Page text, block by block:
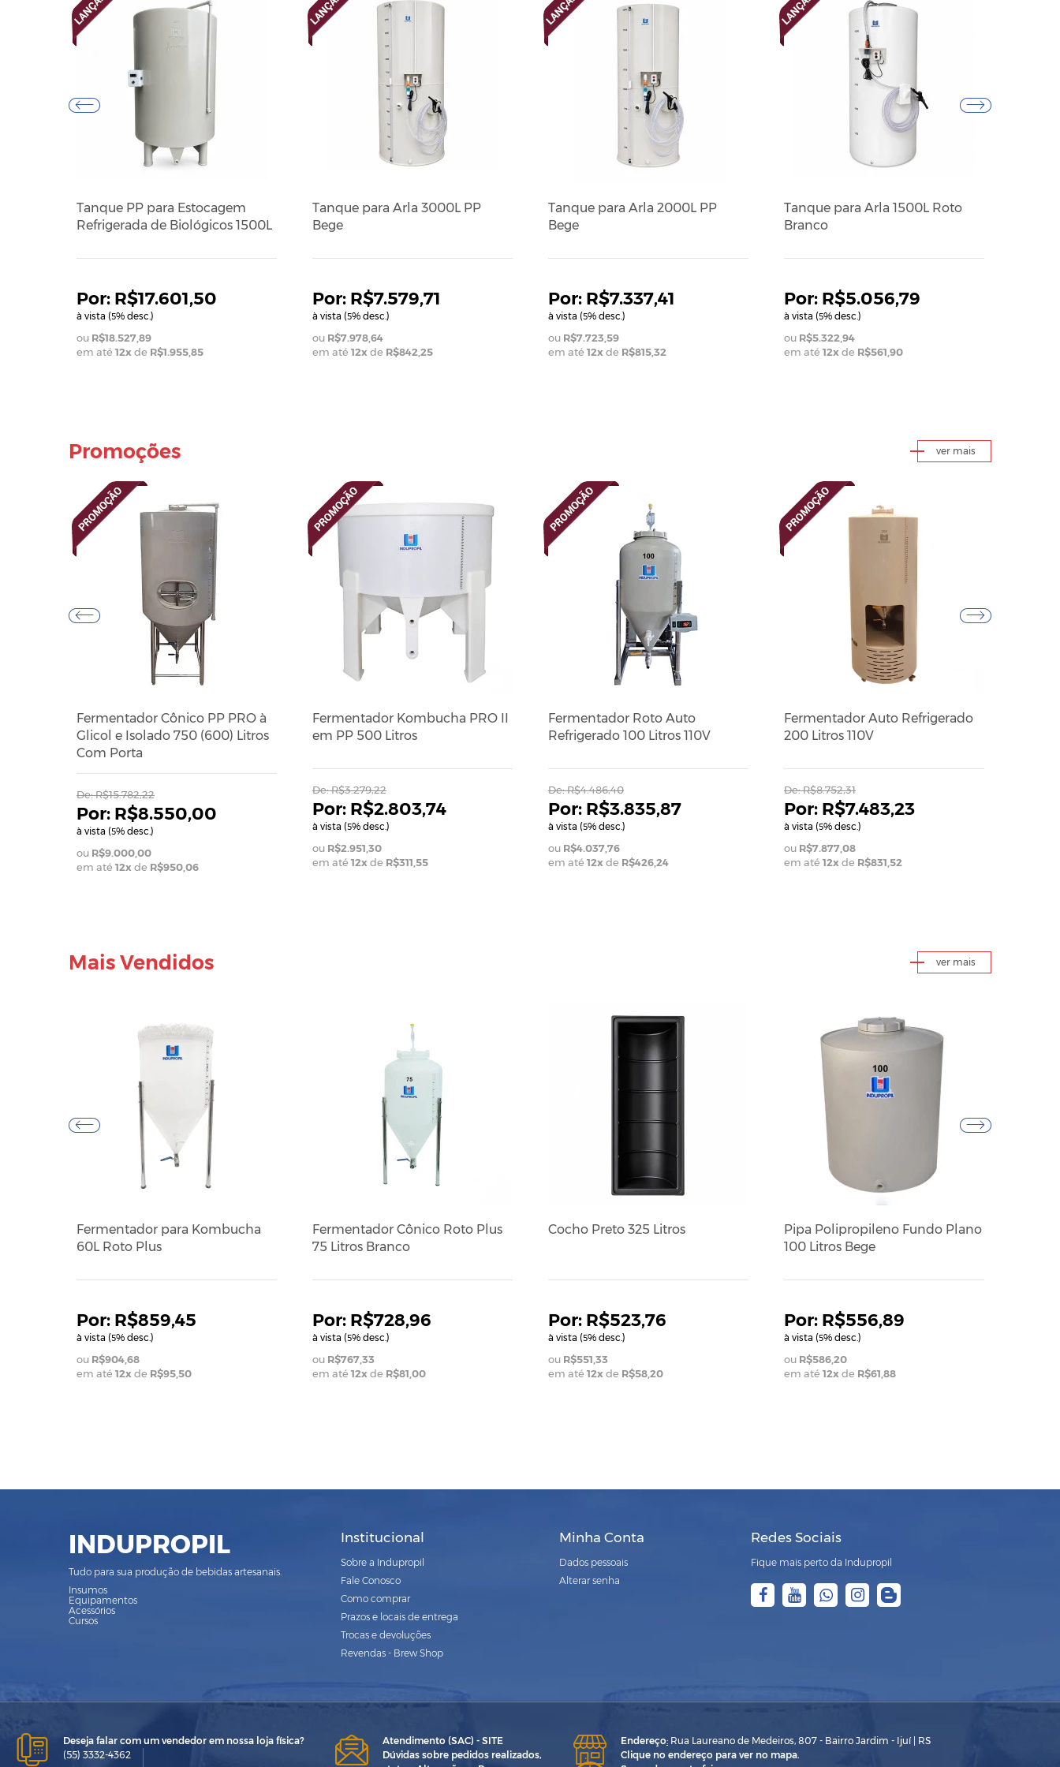
Tanque PP para Estocagem
Refrigerada de Biológicos 1500L
R$17.601,50
à vista (5% desc.)
R$18.527,89
em até 12x de R$1.955,85
Tanque para Arla 3000L PP
Bege
R$7.579,71
à vista (5% desc.)
R$7.978,64
em até 12x de R$842,25
Tanque para Arla 2000L PP
Bege
R$7.337,41
à vista (5% desc.)
R$7.723,59
em até 12x de R$815,32
Tanque para Arla 1500L Roto
Branco
R$5.056,79
à vista (5% desc.)
R$5.322,94
em até 12x de R$561,90
Promoções ver mais
Fermentador Cônico PP PRO à
Glicol e Isolado 750 (600) Litros
Com Porta
R$8.550,00
à vista (5% desc.)
De:R$15.782,22
R$9.000,00
em até 12x de R$950,06
Fermentador Kombucha PRO II
em PP 500 Litros
R$2.803,74
à vista (5% desc.)
De:R$3.279,22
R$2.951,30
em até 12x de R$311,55
Fermentador Roto Auto
Refrigerado 100 Litros 110V
R$3.835,87
à vista (5% desc.)
De:R$4.486,40
R$4.037,76
em até 12x de R$426,24
Fermentador Auto Refrigerado
200 Litros 110V
R$7.483,23
à vista (5% desc.)
De:R$8.752,31
R$7.877,08
em até 12x de R$831,52
Mais Vendidos ver mais
Fermentador para Kombucha
60L Roto Plus
R$859,45
à vista (5% desc.)
R$904,68
em até 12x de R$95,50
Fermentador Cônico Roto Plus
75 Litros Branco
R$728,96
à vista (5% desc.)
R$767,33
em até 12x de R$81,00
Cocho Preto 325 Litros
R$523,76
à vista (5% desc.)
R$551,33
em até 12x de R$58,20
Pipa Polipropileno Fundo Plano
100 Litros Bege
R$556,89
à vista (5% desc.)
R$586,20
em até 12x de R$61,88
INDUPROPIL
Tudo para sua produção de bebidas artesanais.
Insumos
Equipamentos
Acessórios
Cursos
Institucional
Sobre a Indupropil
Fale Conosco
Como comprar
Prazos e locais de entrega
Trocas e devoluções
Revendas - Brew Shop
Minha Conta
Dados pessoais
Alterar senha
Redes Sociais
Fique mais perto da Indupropil
Deseja falar com um vendedor em nossa loja física?
(55) 3332-4362
Atendimento (SAC) - SITE
Dúvidas sobre pedidos realizados,
Endereço: Rua Laureano de Medeiros, 807 - Bairro Jardim - Ijuí | RS
Clique no endereço para ver no mapa.